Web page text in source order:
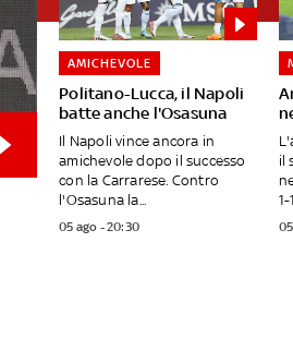
Politano-Lucca, il Napoli
batte anche l'Osasuna
AMICHEVOLE
Il Napoli vince ancora in
amichevole dopo il successo
con la Carrarese. Contro
l'Osasuna la...
05 ago - 20:30
il